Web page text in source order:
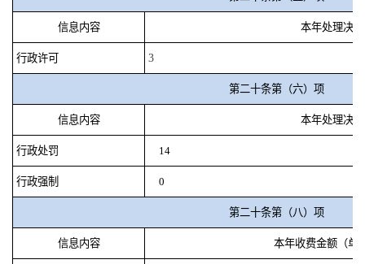
信息内容 本年处理决
行政许可 3
第二十条第（六）项
信息内容 本年处理决
行政处罚 14
行政强制 0
第二十条第（八）项
信息内容 本年收费金额（单